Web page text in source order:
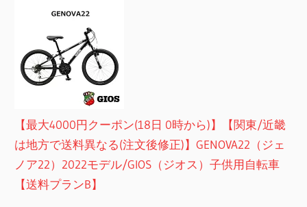
【最大4000円クーポン(18日 0時から)】【関東/近畿
は地方で送料異なる(注文後修正)】GENOVA22（ジェ
ノア22）2022モデル/GIOS（ジオス）子供用自転車
【送料プランB】